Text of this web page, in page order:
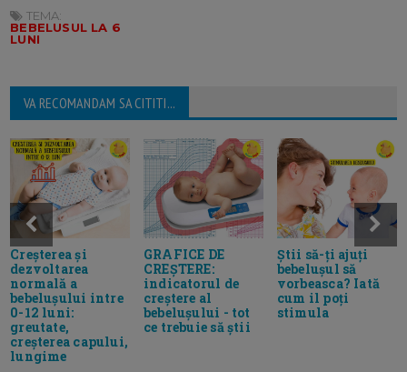
TEMA:
BEBELUSUL LA 6
LUNI
VA RECOMANDAM SA CITITI...
Creșterea și
dezvoltarea
normală a
bebelușului intre
0-12 luni:
greutate,
creșterea capului,
lungime
GRAFICE DE
CREȘTERE:
indicatorul de
creștere al
bebelușului - tot
ce trebuie să știi
Știi să-ți ajuți
bebelușul să
vorbeasca? Iată
cum il poți
stimula